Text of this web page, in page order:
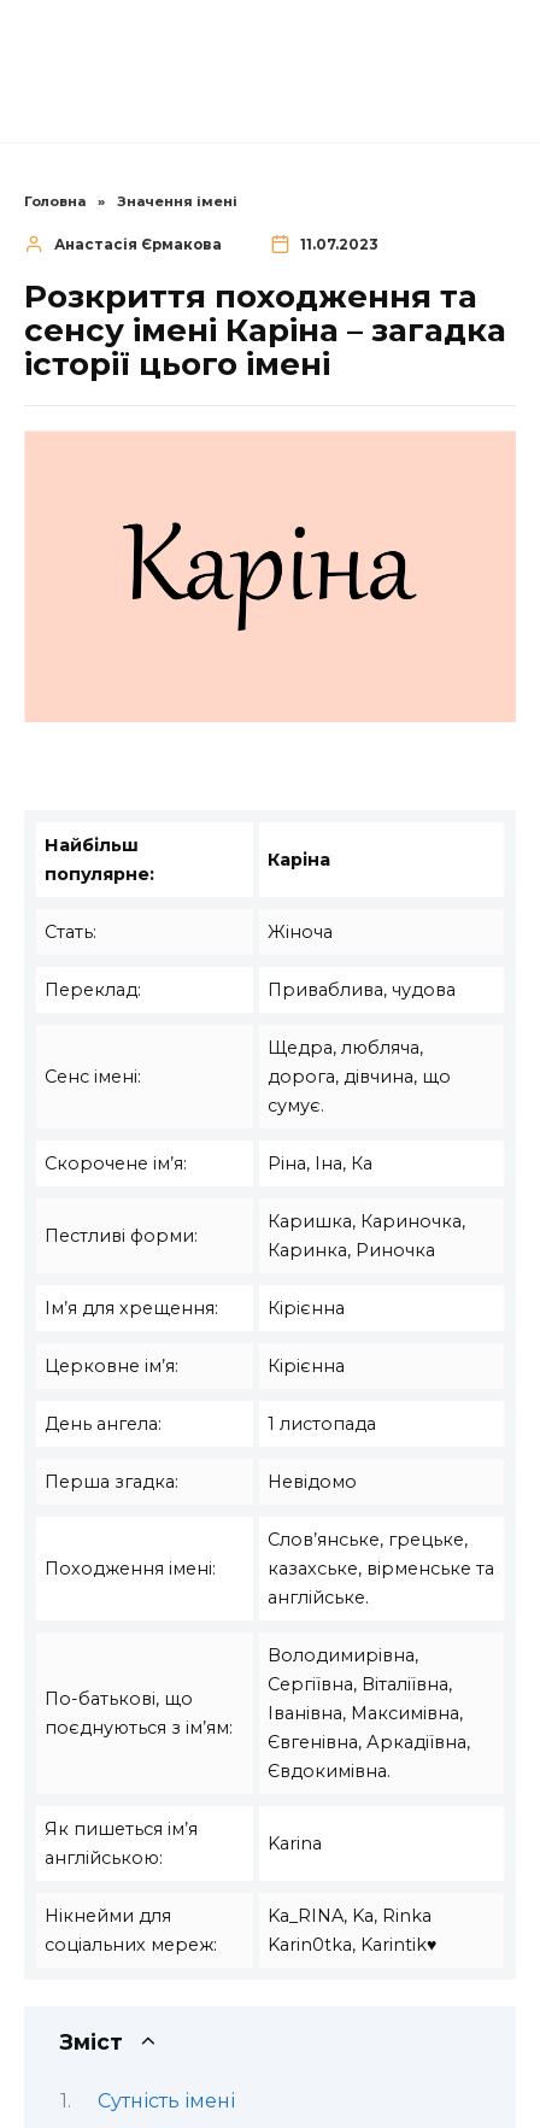
Головна » Значення імені
Анастасія Єрмакова 11.07.2023
Розкриття походження та
сенсу імені Каріна – загадка
історії цього імені
Найбільш
популярне:
Каріна
Стать: Жіноча
Переклад: Приваблива, чудова
Сенс імені:
Щедра, любляча,
дорога, дівчина, що
сумує.
Скорочене ім’я: Ріна, Іна, Ка
Пестливі форми:
Каришка, Кариночка,
Каринка, Риночка
Ім’я для хрещення: Кірієнна
Церковне ім’я: Кірієнна
День ангела: 1 листопада
Перша згадка: Невідомо
Походження імені:
Слов’янське, грецьке,
казахське, вірменське та
англійське.
По-батькові, що
поєднуються з ім’ям:
Володимирівна,
Сергіївна, Віталіївна,
Іванівна, Максимівна,
Євгенівна, Аркадіївна,
Євдокимівна.
Як пишеться ім’я
англійською:
Karina
Нікнейми для
соціальних мереж:
Ka_RINA, Ka, Rinka
Karin0tka, Karintik♥
Зміст
Сутність імені